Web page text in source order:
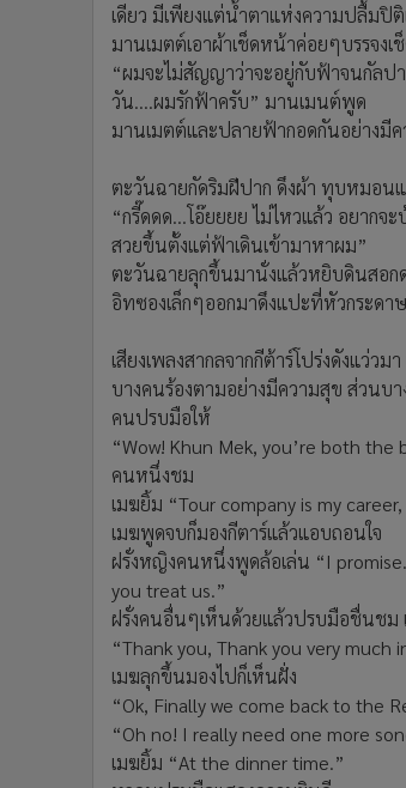
เดียว มีเพียงแต่น้ำตาแห่งความปลื้มปิ
มานเมตต์เอาผ้าเช็ดหน้าค่อยๆบรรจง
“ผมจะไม่สัญญาว่าจะอยู่กับฟ้าจนกัลป
วัน....ผมรักฟ้าครับ” มานเมนต์พูด
มานเมตต์และปลายฟ้ากอดกันอย่างมี
ตะวันฉายกัดริมฝีปาก ดึงผ้า ทุบหมอน
“กรี๊ดดด...โอ๊ยยยย ไม่ไหวแล้ว อยากจ
สวยขึ้นตั้งแต่ฟ้าเดินเข้ามาหาผม”
ตะวันฉายลุกขึ้นมานั่งแล้วหยิบดินสอก
อิทซองเล็กๆออกมาดึงแปะที่หัวกระด
เสียงเพลงสากลจากกีต้าร์โปร่งดังแว่ว
บางคนร้องตามอย่างมีความสุข ส่วนบา
คนปรบมือให้
“Wow! Khun Mek, you’re both
คนหนึ่งชม
เมฆยิ้ม “Tour company is my
เมฆพูดจบก็มองกีตาร์แล้วแอบถอนใจ
ฝรั่งหญิงคนหนึ่งพูดล้อเล่น “I
you treat us.”
ฝรั่งคนอื่นๆเห็นด้วยแล้วปรบมือชื่นชม
“Thank you, Thank you very much
เมฆลุกขึ้นมองไปก็เห็นฝั่ง
“Ok, Finally we come back to the
“Oh no! I really need one more
เมฆยิ้ม “At the dinner time.”